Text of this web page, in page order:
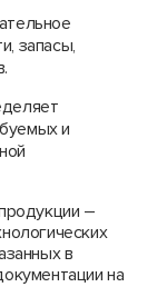
запасы,
и
–
в
на